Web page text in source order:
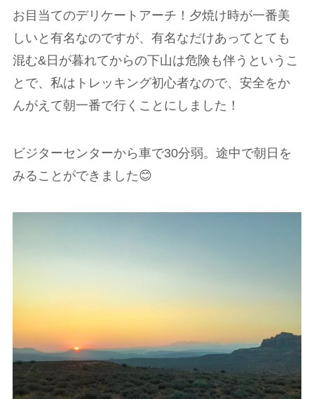
お目当てのデリケートアーチ！夕焼け時が一番美
しいと有名なのですが、有名なだけあってとても
混む&日が暮れてからの下山は危険も伴うというこ
とで、私はトレッキング初心者なので、安全をか
んがえて朝一番で行くことにしました！
ビジターセンターから車で30分弱。途中で朝日を
みることができました😊